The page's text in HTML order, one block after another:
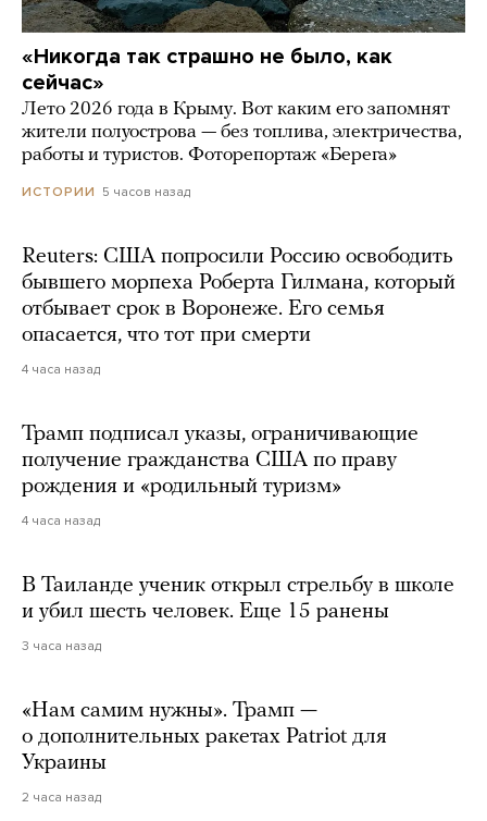
«Никогда так страшно не было, как
сейчас»
Лето 2026 года в Крыму. Вот каким его запомнят
жители полуострова — без топлива, электричества,
работы и туристов. Фоторепортаж «Берега»
ИСТОРИИ 5 часов назад
Reuters: США попросили Россию освободить
бывшего морпеха Роберта Гилмана, который
отбывает срок в Воронеже. Его семья
опасается, что тот при смерти
4 часа назад
Трамп подписал указы, ограничивающие
получение гражданства США по праву
рождения и «родильный туризм»
4 часа назад
В Таиланде ученик открыл стрельбу в школе
и убил шесть человек. Еще 15 ранены
3 часа назад
«Нам самим нужны». Трамп —
о дополнительных ракетах Patriot для
Украины
2 часа назад